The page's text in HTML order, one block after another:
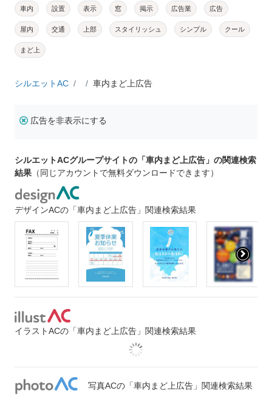
車内 設置 表示 窓 掲示 広告業 広告
屋内 交通 上部 スタイリッシュ シンプル クール
まど上
シルエットAC 車内まど上広告
広告を非表示にする
シルエットACグループサイトの「車内まど上広告」の関連検索
結果 （同じアカウントで無料ダウンロードできます）
デザインACの「車内まど上広告」関連検索結果
イラストACの「車内まど上広告」関連検索結果
写真ACの「車内まど上広告」関連検索結果